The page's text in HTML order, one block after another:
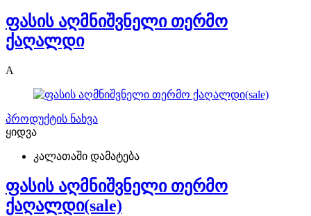
ფასის აღმნიშვნელი თერმო
ქაღალდი
A
პროდუქტის ნახვა
ყიდვა
კალათაში დამატება
ფასის აღმნიშვნელი თერმო
ქაღალდი(sale)